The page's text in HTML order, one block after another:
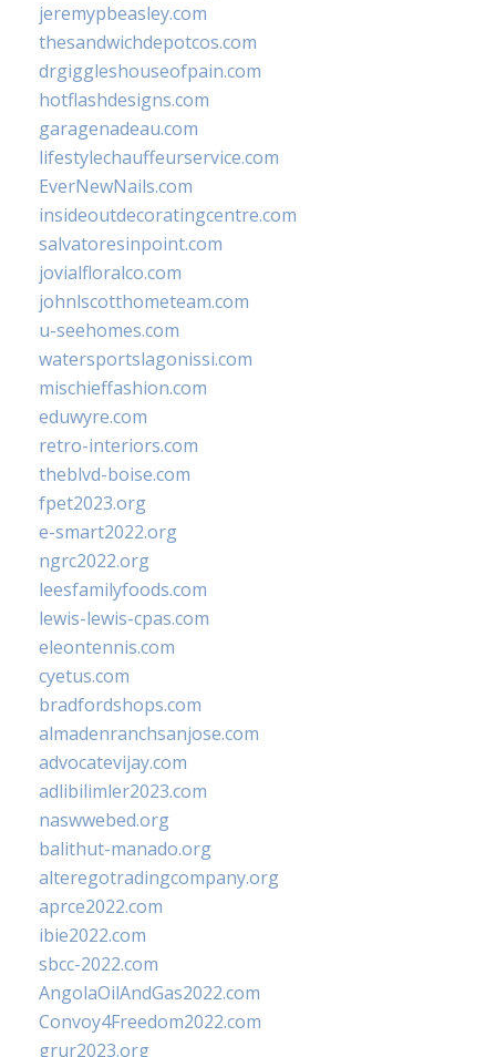
jeremypbeasley.com
thesandwichdepotcos.com
drgiggleshouseofpain.com
hotflashdesigns.com
garagenadeau.com
lifestylechauffeurservice.com
EverNewNails.com
insideoutdecoratingcentre.com
salvatoresinpoint.com
jovialfloralco.com
johnlscotthometeam.com
u-seehomes.com
watersportslagonissi.com
mischieffashion.com
eduwyre.com
retro-interiors.com
theblvd-boise.com
fpet2023.org
e-smart2022.org
ngrc2022.org
leesfamilyfoods.com
lewis-lewis-cpas.com
eleontennis.com
cyetus.com
bradfordshops.com
almadenranchsanjose.com
advocatevijay.com
adlibilimler2023.com
naswwebed.org
balithut-manado.org
alteregotradingcompany.org
aprce2022.com
ibie2022.com
sbcc-2022.com
AngolaOilAndGas2022.com
Convoy4Freedom2022.com
grur2023.org